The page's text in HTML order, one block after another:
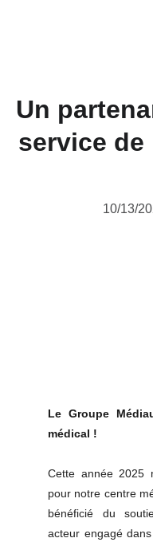
Un
service de
10/13/
Le Groupe
médical !
Cette année 2025
pour notre centre
bénéficié du
acteur engagé